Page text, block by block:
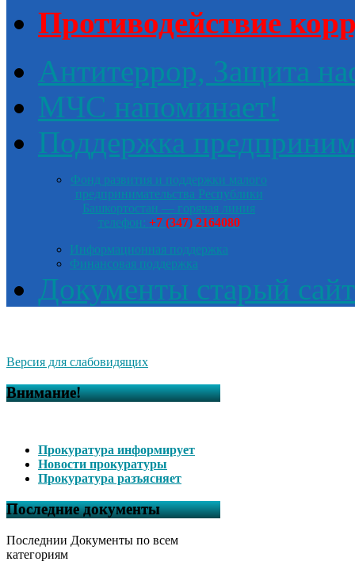
Противодействие
Антитеррор, Защита
МЧС напоминает!
Поддержка
Фонд развития и поддержки малого
предпринимательства Республики
Башкортостан — горячая линия
телефон: +7 (347) 2164080
Информационная поддержка
Финансовая поддержка
Документы старый сайт
Версия для слабовидящих
Внимание!
Прокуратура информирует
Новости прокуратуры
Прокуратура разъясняет
Последние документы
Последнии Документы по всем
категориям